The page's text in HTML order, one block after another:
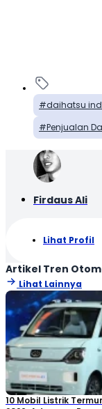
daihatsu
Penjualan
Firdaus Ali
Lihat Profil
Artikel Tren
Lihat Lainnya
10 Mobil Listrik